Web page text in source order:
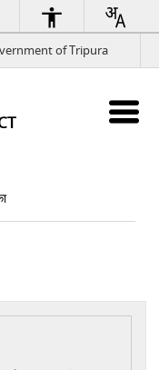
of Tripura